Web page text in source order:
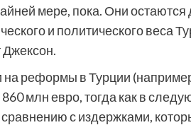
мере, пока. Они остаются
и политического веса
Джексон.
на реформы в Турции
млн евро, тогда как в
с издержками,